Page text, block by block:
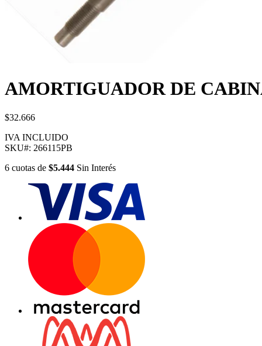
AMORTIGUADOR DE
$32.666
IVA INCLUIDO
SKU#: 266115PB
6 cuotas de $5.444 Sin Interés